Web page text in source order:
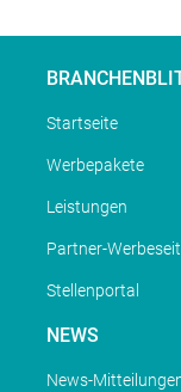
Startseite
Werbepakete
Leistungen
Partner-
Stellenportal
NEWS
News-